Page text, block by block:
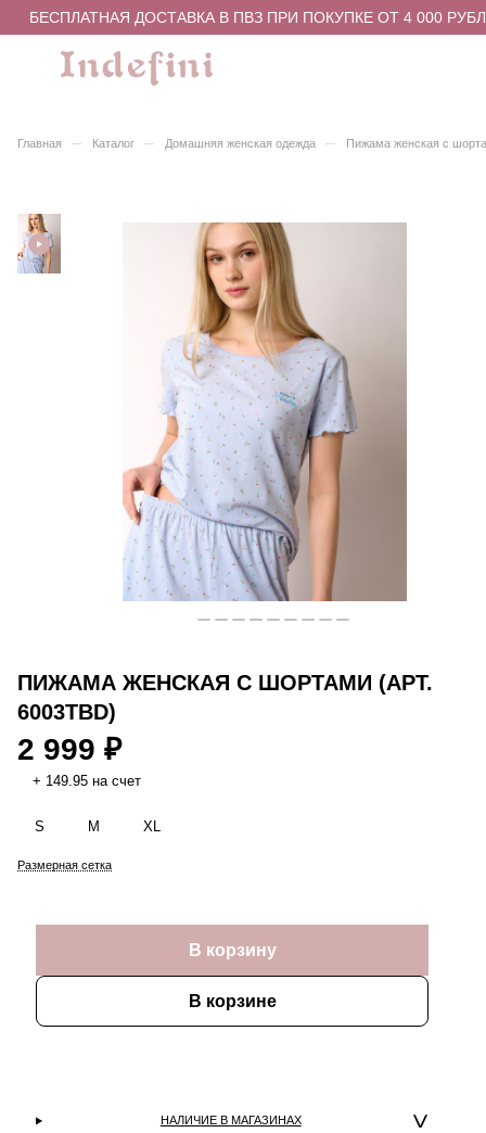
БЕСПЛАТНАЯ ДОСТАВКА В ПВЗ ПРИ ПОКУПКЕ ОТ 4 000
Главная – Каталог – Домашняя женская одежда – Пижама женская с
ПИЖАМА ЖЕНСКАЯ С ШОРТАМИ (АРТ.
6003TBD)
2 999 ₽
+ 149.95 на счет
S M XL
Размерная сетка
В корзину
В корзине
НАЛИЧИЕ В МАГАЗИНАХ